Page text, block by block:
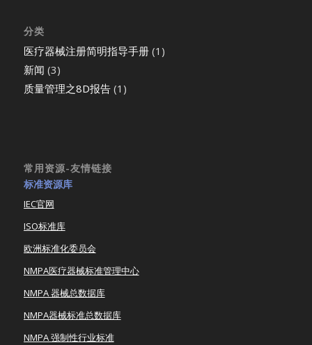
分类
医疗器械注册简明指导手册(1)
新闻 (3)
质量管理之8D报告(1)
常用资源-友情链接
标准资源库
IEC官网
ISO标准库
欧洲标准化委员会
NMPA医疗器械标准管理中心
NMPA 器械总数据库
NMPA器械标准总数据库
NMPA 强制性行业标准